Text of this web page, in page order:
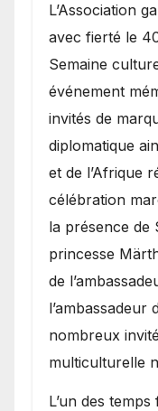
​L’Association
avec fierté le
Semaine
événement
invités de
diplomatique
et de l’Afrique
célébration
la présence de
princesse
de
l’ambassadeur
nombreux
multiculturelle
​L’un des